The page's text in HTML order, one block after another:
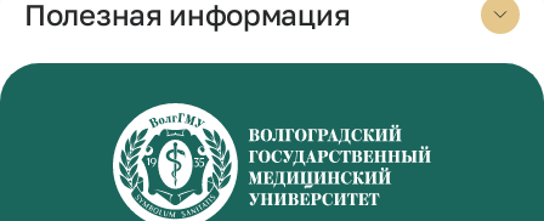
Полезная информация